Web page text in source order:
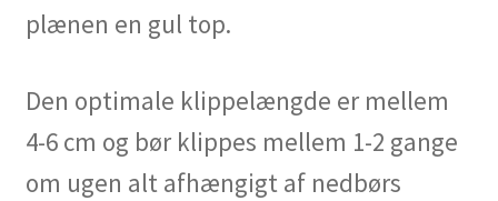
plænen en gul top.
Den optimale klippelængde er mellem
4-6 cm og bør klippes mellem 1-2 gange
om ugen alt afhængigt af nedbørs